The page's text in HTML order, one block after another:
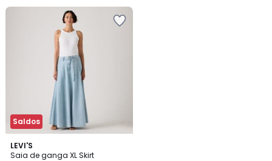
Saldos
LEVI'S
Saia de ganga XL Skirt
4,7
/ 5